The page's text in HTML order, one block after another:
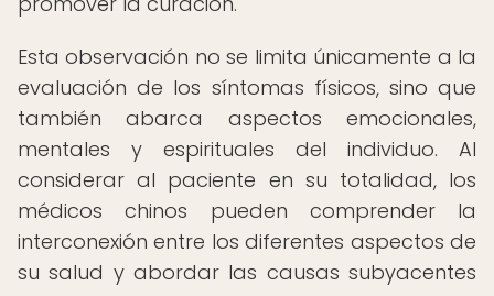
Esta observación no se limita únicamente a la
evaluación de los síntomas físicos, sino que
también abarca aspectos emocionales,
mentales y espirituales del individuo. Al
considerar al paciente en su totalidad, los
médicos chinos pueden comprender la
interconexión entre los diferentes aspectos de
su salud y abordar las causas subyacentes